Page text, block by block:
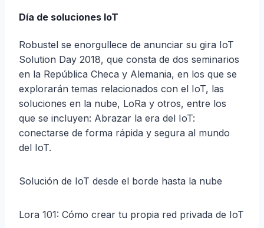
Día de soluciones IoT
Robustel se enorgullece de anunciar su gira IoT
Solution Day 2018, que consta de dos seminarios
en la República Checa y Alemania, en los que se
explorarán temas relacionados con el IoT, las
soluciones en la nube, LoRa y otros, entre los
que se incluyen: Abrazar la era del IoT:
conectarse de forma rápida y segura al mundo
del IoT.
Solución de IoT desde el borde hasta la nube
Lora 101: Cómo crear tu propia red privada de IoT